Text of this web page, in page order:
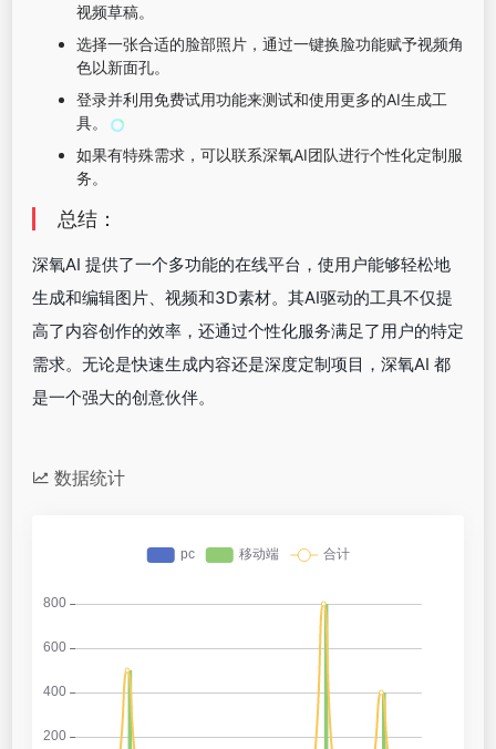
视频草稿。
选择一张合适的脸部照片，通过一键换脸功能赋予视频角
色以新面孔。
登录并利用免费试用功能来测试和使用更多的AI生成工
具。
如果有特殊需求，可以联系深氧AI团队进行个性化定制服
务。
总结：
深氧AI 提供了一个多功能的在线平台，使用户能够轻松地
生成和编辑图片、视频和3D素材。其AI驱动的工具不仅提
高了内容创作的效率，还通过个性化服务满足了用户的特定
需求。无论是快速生成内容还是深度定制项目，深氧AI 都
是一个强大的创意伙伴。
数据统计